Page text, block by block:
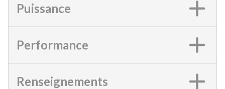
Puissance
Performance
Renseignements